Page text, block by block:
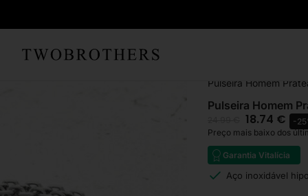
Pulseira Homem
Pulseira Homem
18.74 €
-
Preço mais baixo dos
Garantia Vitalícia
Aço inoxidável